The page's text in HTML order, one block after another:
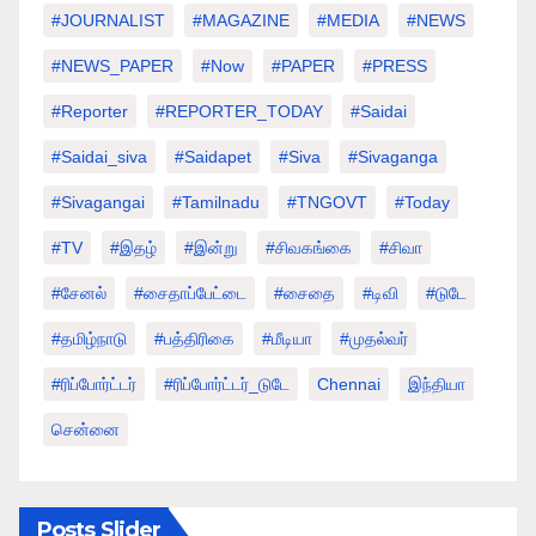
#JOURNALIST #MAGAZINE #MEDIA #NEWS
#NEWS_PAPER #Now #PAPER #PRESS
#Reporter #REPORTER_TODAY #saidai
#saidai_siva #saidapet #Siva #Sivaganga
#sivagangai #tamilnadu #TNGOVT #today
#TV #இதழ் #இன்று #சிவகங்கை #சிவா
#சேனல் #சைதாப்பேட்டை #சைதை #டிவி #டுடே
#தமிழ்நாடு #பத்திரிகை #மீடியா #முதல்வர்
#ரிப்போர்ட்டர் #ரிப்போர்ட்டர்_டுடே Chennai இந்தியா
சென்னை
Posts Slider